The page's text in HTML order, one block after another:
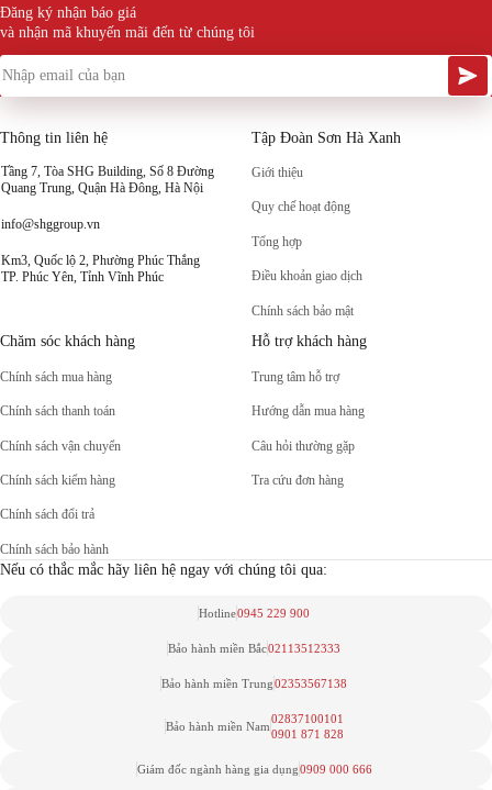
Đăng ký nhận báo giá
và nhận mã khuyến mãi đến từ chúng tôi
Thông tin liên hệ
Tầng 7, Tòa SHG Building, Số 8 Đường
Quang Trung, Quận Hà Đông, Hà Nội
info@shggroup.vn
Km3, Quốc lộ 2, Phường Phúc Thắng
TP. Phúc Yên, Tỉnh Vĩnh Phúc
Tập Đoàn Sơn Hà Xanh
Giới thiệu
Quy chế hoạt động
Tổng hợp
Điều khoản giao dịch
Chính sách bảo mật
Chăm sóc khách hàng
Chính sách mua hàng
Chính sách thanh toán
Chính sách vận chuyển
Chính sách kiểm hàng
Chính sách đổi trả
Chính sách bảo hành
Hỗ trợ khách hàng
Trung tâm hỗ trợ
Hướng dẫn mua hàng
Câu hỏi thường gặp
Tra cứu đơn hàng
Nếu có thắc mắc hãy liên hệ ngay với chúng tôi qua:
Hotline0945 229 900
Bảo hành miền Bắc02113512333
Bảo hành miền Trung02353567138
Bảo hành miền Nam
02837100101
0901 871 828
Giám đốc ngành hàng gia dụng0909 000 666